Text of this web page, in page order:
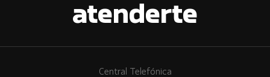
atenderte
Central Telefónica